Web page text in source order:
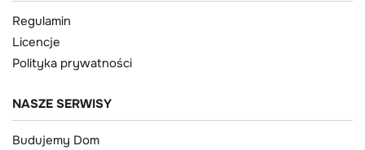
Regulamin
Licencje
Polityka prywatności
NASZE SERWISY
Budujemy Dom